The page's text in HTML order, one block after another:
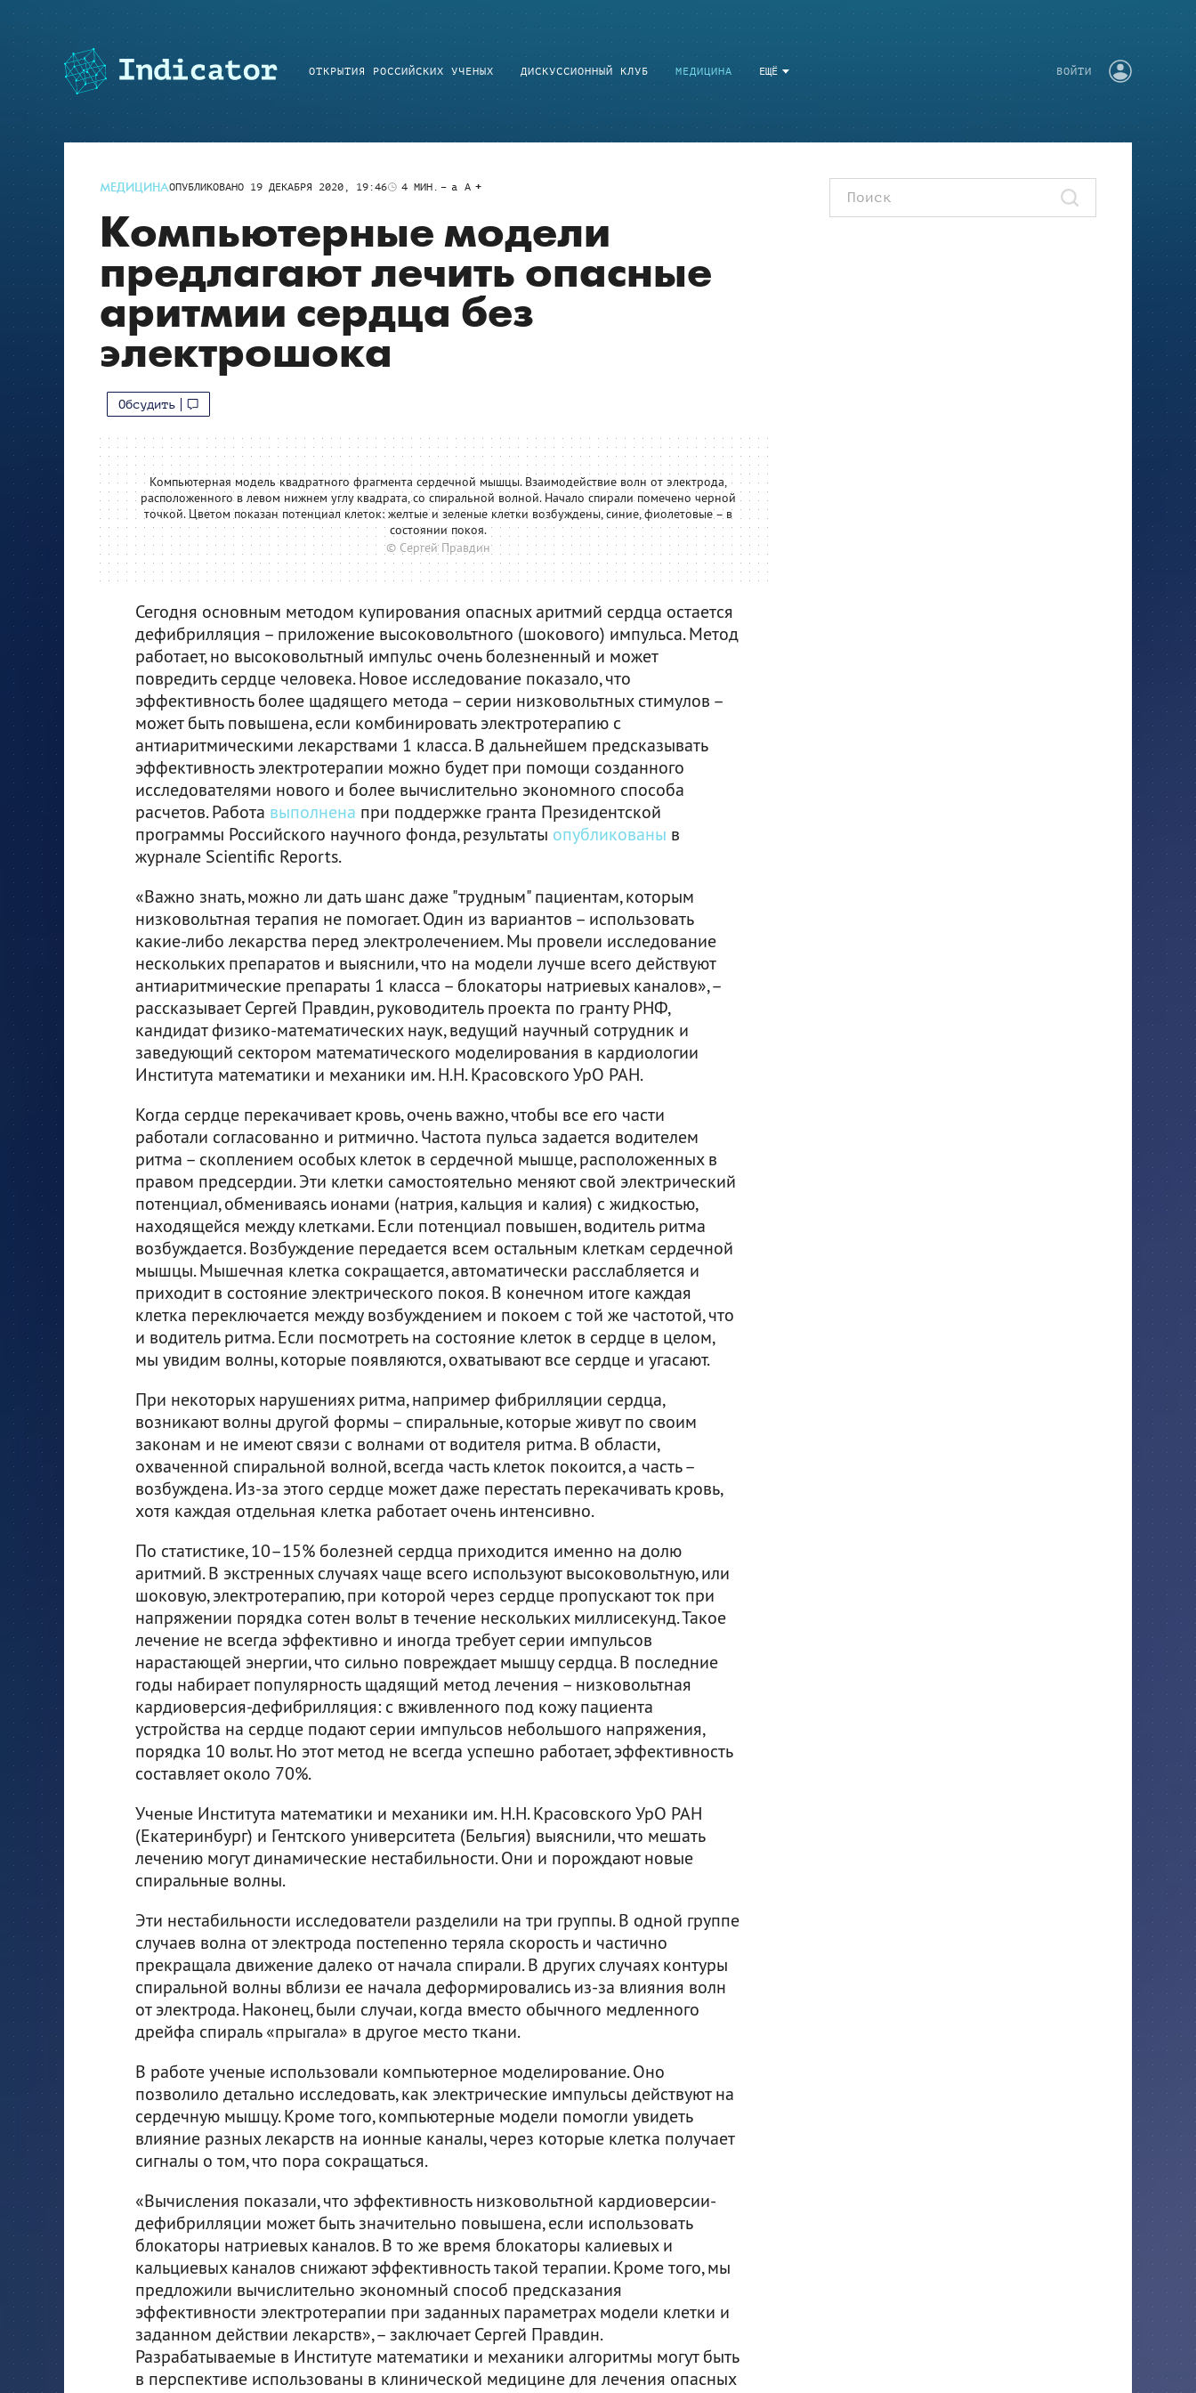
ЕЩЁ
ОТКРЫТИЯ РОССИЙСКИХ УЧЕНЫХ ДИСКУССИОННЫЙ КЛУБ МЕДИЦИНА ВОЙТИ
МЕДИЦИНАОПУБЛИКОВАНО 19 ДЕКАБРЯ 2020, 19:46 4 МИН. a A
Компьютерные модели
предлагают лечить опасные
аритмии сердца без
электрошока
Обсудить
Компьютерная модель квадратного фрагмента сердечной мышцы. Взаимодействие волн от электрода,
расположенного в левом нижнем углу квадрата, со спиральной волной. Начало спирали помечено черной
точкой. Цветом показан потенциал клеток: желтые и зеленые клетки возбуждены, синие, фиолетовые – в
состоянии покоя.
© Сергей Правдин
Сегодня основным методом купирования опасных аритмий сердца остается
дефибрилляция – приложение высоковольтного (шокового) импульсa. Метод
работает, но высоковольтный импульс очень болезненный и может
повредить сердце человека. Новое исследование показало, что
эффективность более щадящего метода – серии низковольтных стимулов –
может быть повышена, если комбинировать электротерапию с
антиаритмическими лекарствами 1 класса. В дальнейшем предсказывать
эффективность электротерапии можно будет при помощи созданного
исследователями нового и более вычислительно экономного способа
расчетов. Работа выполнена при поддержке гранта Президентской
программы Российского научного фонда, результаты опубликованы в
журнале Scientific Reports.
«Важно знать, можно ли дать шанс даже "трудным" пациентам, которым
низковольтная терапия не помогает. Один из вариантов – использовать
какие-либо лекарства перед электролечением. Мы провели исследование
нескольких препаратов и выяснили, что на модели лучше всего действуют
антиаритмические препараты 1 класса – блокаторы натриевых каналов», –
рассказывает Сергей Правдин, руководитель проекта по гранту РНФ,
кандидат физико-математических наук, ведущий научный сотрудник и
заведующий сектором математического моделирования в кардиологии
Института математики и механики им. Н.Н. Красовского УрО РАН.
Когда сердце перекачивает кровь, очень важно, чтобы все его части
работали согласованно и ритмично. Частота пульса задается водителем
ритма – скоплением особых клеток в сердечной мышце, расположенных в
правом предсердии. Эти клетки самостоятельно меняют свой электрический
потенциал, обмениваясь ионами (натрия, кальция и калия) с жидкостью,
находящейся между клетками. Если потенциал повышен, водитель ритма
возбуждается. Возбуждение передается всем остальным клеткам сердечной
мышцы. Мышечная клетка сокращается, автоматически расслабляется и
приходит в состояние электрического покоя. В конечном итоге каждая
клетка переключается между возбуждением и покоем с той же частотой, что
и водитель ритма. Если посмотреть на состояние клеток в сердце в целом,
мы увидим волны, которые появляются, охватывают все сердце и угасают.
При некоторых нарушениях ритма, например фибрилляции сердца,
возникают волны другой формы – спиральные, которые живут по своим
законам и не имеют связи с волнами от водителя ритма. В области,
охваченной спиральной волной, всегда часть клеток покоится, а часть –
возбуждена. Из-за этого сердце может даже перестать перекачивать кровь,
хотя каждая отдельная клетка работает очень интенсивно.
По статистике, 10–15% болезней сердца приходится именно на долю
аритмий. В экстренных случаях чаще всего используют высоковольтную, или
шоковую, электротерапию, при которой через сердце пропускают ток при
напряжении порядка сотен вольт в течение нескольких миллисекунд. Такое
лечение не всегда эффективно и иногда требует серии импульсов
нарастающей энергии, что сильно повреждает мышцу сердца. В последние
годы набирает популярность щадящий метод лечения – низковольтная
кардиоверсия-дефибрилляция: с вживленного под кожу пациента
устройства на сердце подают серии импульсов небольшого напряжения,
порядка 10 вольт. Но этот метод не всегда успешно работает, эффективность
составляет около 70%.
Ученые Института математики и механики им. Н.Н. Красовского УрО РАН
(Екатеринбург) и Гентского университета (Бельгия) выяснили, что мешать
лечению могут динамические нестабильности. Они и порождают новые
спиральные волны.
Эти нестабильности исследователи разделили на три группы. В одной группе
случаев волна от электрода постепенно теряла скорость и частично
прекращала движение далеко от начала спирали. В других случаях контуры
спиральной волны вблизи ее начала деформировались из-за влияния волн
от электрода. Наконец, были случаи, когда вместо обычного медленного
дрейфа спираль «прыгала» в другое место ткани.
В работе ученые использовали компьютерное моделирование. Оно
позволило детально исследовать, как электрические импульсы действуют на
сердечную мышцу. Кроме того, компьютерные модели помогли увидеть
влияние разных лекарств на ионные каналы, через которые клетка получает
сигналы о том, что пора сокращаться.
«Вычисления показали, что эффективность низковольтной кардиоверсии-
дефибрилляции может быть значительно повышена, если использовать
блокаторы натриевых каналов. В то же время блокаторы калиевых и
кальциевых каналов снижают эффективность такой терапии. Кроме того, мы
предложили вычислительно экономный способ предсказания
эффективности электротерапии при заданных параметрах модели клетки и
заданном действии лекарств», – заключает Сергей Правдин.
Разрабатываемые в Институте математики и механики алгоритмы могут быть
в перспективе использованы в клинической медицине для лечения опасных